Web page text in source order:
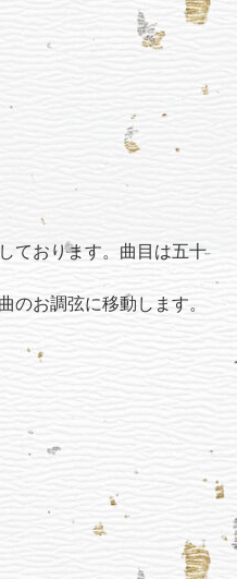
ております。曲目は五十
のお調弦に移動します。